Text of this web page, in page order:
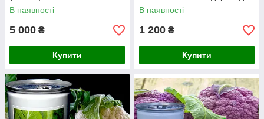
В наявності
5 000 ₴
Купити
В наявності
1 200 ₴
Купити